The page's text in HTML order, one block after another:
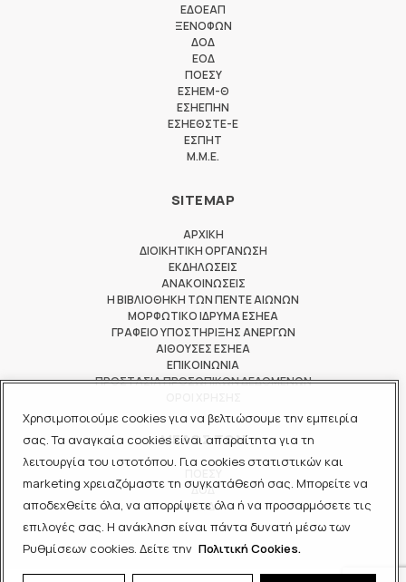
Χρησιμοποιούμε cookies για να βελτιώσουμε την εμπειρία
σας. Τα αναγκαία cookies είναι απαραίτητα για τη
λειτουργία του ιστοτόπου. Για cookies στατιστικών και
marketing χρειαζόμαστε τη συγκατάθεσή σας. Μπορείτε να
αποδεχθείτε όλα, να απορρίψετε όλα ή να προσαρμόσετε τις
επιλογές σας. Η ανάκληση είναι πάντα δυνατή μέσω των
Ρυθμίσεων cookies. Δείτε την Πολιτική Cookies.
ΕΔΟΕΑΠ
ΞΕΝΟΦΩΝ
ΔΟΔ
ΕΟΔ
ΠΟΕΣΥ
ΕΣΗΕΜ-Θ
ΕΣΗΕΠΗΝ
ΕΣΗΕΘΣΤΕ-Ε
ΕΣΠΗΤ
M.M.E.
SITEMAP
ΑΡΧΙΚΗ
ΔΙΟΙΚΗΤΙΚΗ ΟΡΓΑΝΩΣΗ
ΕΚΔΗΛΩΣΕΙΣ
ΑΝΑΚΟΙΝΩΣΕΙΣ
Η ΒΙΒΛΙΟΘΗΚΗ ΤΩΝ ΠΕΝΤΕ ΑΙΩΝΩΝ
ΜΟΡΦΩΤΙΚΟ ΙΔΡΥΜΑ ΕΣΗΕΑ
ΓΡΑΦΕΙΟ ΥΠΟΣΤΗΡΙΞΗΣ ΑΝΕΡΓΩΝ
ΑΙΘΟΥΣΕΣ ΕΣΗΕΑ
ΕΠΙΚΟΙΝΩΝΙΑ
ΠΡΟΣΤΑΣΙΑ ΠΡΟΣΩΠΙΚΩΝ ΔΕΔΟΜΕΝΩΝ
ΜΕΛΟΣ ΤΩΝ
ΔΟΔ
ΕΟΔ